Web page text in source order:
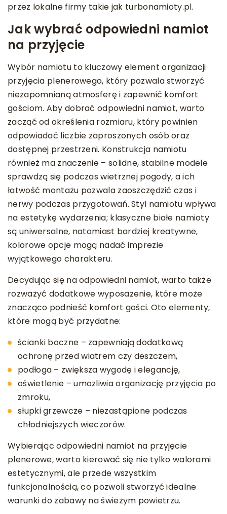
przez lokalne firmy takie jak turbonamioty.pl.
Jak wybrać odpowiedni namiot
na przyjęcie
Wybór namiotu to kluczowy element organizacji
przyjęcia plenerowego, który pozwala stworzyć
niezapomnianą atmosferę i zapewnić komfort
gościom. Aby dobrać odpowiedni namiot, warto
zacząć od określenia rozmiaru, który powinien
odpowiadać liczbie zaproszonych osób oraz
dostępnej przestrzeni. Konstrukcja namiotu
również ma znaczenie – solidne, stabilne modele
sprawdzą się podczas wietrznej pogody, a ich
łatwość montażu pozwala zaoszczędzić czas i
nerwy podczas przygotowań. Styl namiotu wpływa
na estetykę wydarzenia; klasyczne białe namioty
są uniwersalne, natomiast bardziej kreatywne,
kolorowe opcje mogą nadać imprezie
wyjątkowego charakteru.
Decydując się na odpowiedni namiot, warto także
rozważyć dodatkowe wyposażenie, które może
znacząco podnieść komfort gości. Oto elementy,
które mogą być przydatne:
ścianki boczne – zapewniają dodatkową
ochronę przed wiatrem czy deszczem,
podłoga – zwiększa wygodę i elegancję,
oświetlenie – umożliwia organizację przyjęcia po
zmroku,
słupki grzewcze – niezastąpione podczas
chłodniejszych wieczorów.
Wybierając odpowiedni namiot na przyjęcie
plenerowe, warto kierować się nie tylko walorami
estetycznymi, ale przede wszystkim
funkcjonalnością, co pozwoli stworzyć idealne
warunki do zabawy na świeżym powietrzu.